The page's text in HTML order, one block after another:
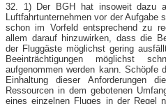
32. 1) Der BGH hat insoweit dazu
Luftfahrtunternehmen vor der Aufgabe
schon im Vorfeld entsprechend zu
allem darauf hinzuwirken, dass die
der Fluggäste möglichst gering
Beeinträchtigungen möglichst
aufgenommen werden kann. Schöpfe
Einhaltung dieser Anforderungen
Ressourcen in dem gebotenen
eines einzelnen Fluges in der Regel